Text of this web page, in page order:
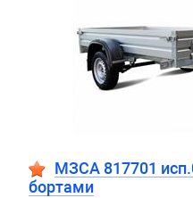
МЗСА 817701
бортами